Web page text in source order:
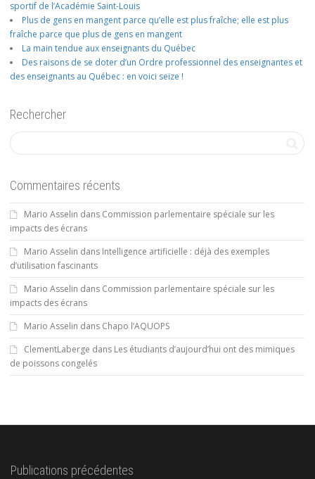
sportif de l’Académie Saint-Louis
Plus de gens en mangent parce qu’elle est plus fraîche; elle est plus
fraîche parce que plus de gens en mangent
La main tendue aux enseignants du Québec
Des raisons de se doter d’un Ordre professionnel des enseignantes et
des enseignants au Québec : en voici seize !
Rechercher
Commentaires récents
Mario Asselin dans Commission parlementaire spéciale sur les
impacts des écrans
Mario Asselin dans Intelligence artificielle : déjà des exemples
d’utilisation fascinants
Mario Asselin dans Commission parlementaire spéciale sur les
impacts des écrans
Mario Asselin dans Chapo l’AQUOPS
ClementLaberge dans Les étudiants d’aujourd’hui ont des mimiques
de poissons congelés
Publications précédentes